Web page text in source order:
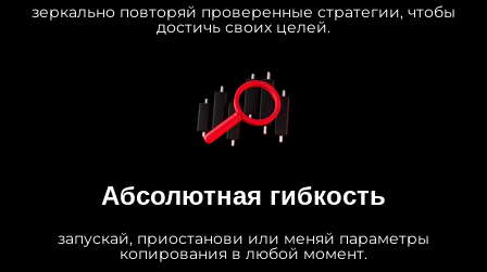
зеркально повторяй проверенные стратегии, чтобы
достичь своих целей.
Абсолютная гибкость
запускай, приостанови или меняй параметры
копирования в любой момент.